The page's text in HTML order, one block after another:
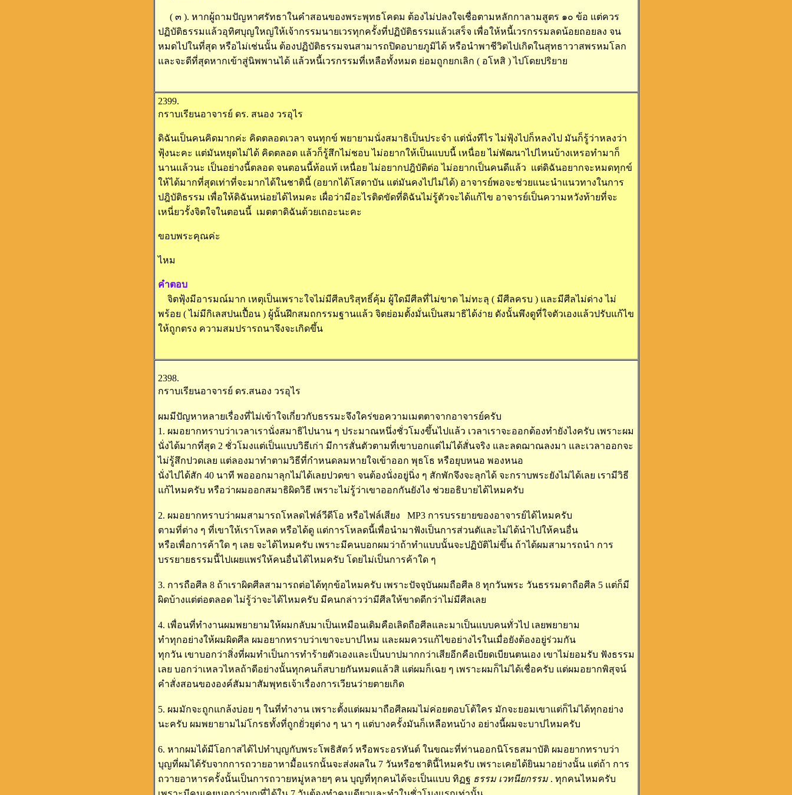
( ๓ ). หากผู้ถามปัญหาศรัทธาในคำสอนของพระพุทธโคดม ต้องไม่ปลงใจเชื่อตามหลักกาลามสูตร ๑๐ ข้อ แต่ควร
ปฏิบัติธรรมแล้วอุทิศบุญใหญ่ให้เจ้ากรรมนายเวรทุกครั้งที่ปฏิบัติธรรมแล้วเสร็จ เพื่อให้หนี้เวรกรรมลดน้อยถอยลง จน
หมดไปในที่สุด หรือไม่เช่นนั้น ต้องปฏิบัติธรรมจนสามารถปิดอบายภูมิได้ หรือนำพาชีวิตไปเกิดในสุทธาวาสพรหมโลก
และจะดีที่สุดหากเข้าสู่นิพพานได้ แล้วหนี้เวรกรรมที่เหลือทั้งหมด ย่อมถูกยกเลิก ( อโหสิ ) ไปโดยปริยาย
2399.
กราบเรียนอาจารย์ ดร. สนอง วรอุไร
ดิฉันเป็นคนคิดมากค่ะ คิดตลอดเวลา จนทุกข์ พยายามนั่งสมาธิเป็นประจำ แต่นั่งทีไร ไม่ฟุ้งไปก็หลงไป มันก็รู้ว่าหลงว่า
ฟุ้งนะคะ แต่มันหยุดไม่ได้ คิดตลอด แล้วก็รู้สึกไม่ชอบ ไม่อยากให้เป็นแบบนี้ เหนื่อย ไม่พัฒนาไปไหนบ้างเหรอทำมาก็
นานแล้วนะ เป็นอย่างนี้ตลอด จนตอนนี้ท้อแท้ เหนื่อย ไม่อยากปฎิบัติต่อ ไม่อยากเป็นคนดีแล้ว แต่ดิฉันอยากจะหมดทุกข์
ให้ได้มากที่สุดเท่าที่จะมากได้ในชาตินี้ (อยากได้โสดาบัน แต่มันคงไปไม่ได้) อาจารย์พอจะช่วยแนะนำแนวทางในการ
ปฎิบัติธรรม เพื่อให้ดิฉันหน่อยได้ไหมคะ เผื่อว่ามีอะไรติดขัดที่ดิฉันไม่รู้ตัวจะได้แก้ไข อาจารย์เป็นความหวังท้ายที่จะ
เหนี่ยวรั้งจิตใจในตอนนี้ เมตตาดิฉันด้วยเถอะนะคะ
ขอบพระคุณค่ะ
ไหม
คำตอบ
จิตฟุ้งมีอารมณ์มาก เหตุเป็นเพราะใจไม่มีศีลบริสุทธิ์คุ้ม ผู้ใดมีศีลที่ไม่ขาด ไม่ทะลุ ( มีศีลครบ ) และมีศีลไม่ด่าง ไม่
พร้อย ( ไม่มีกิเลสปนเปื้อน ) ผู้นั้นฝึกสมถกรรมฐานแล้ว จิตย่อมตั้งมั่นเป็นสมาธิได้ง่าย ดังนั้นพึงดูที่ใจตัวเองแล้วปรับแก้ไข
ให้ถูกตรง ความสมปรารถนาจึงจะเกิดขึ้น
2398.
กราบเรียนอาจารย์ ดร.สนอง วรอุไร
ผมมีปัญหาหลายเรื่องที่ไม่เข้าใจเกี่ยวกับธรรมะจึงใคร่ขอความเมตตาจากอาจารย์ครับ
1. ผมอยากทราบว่าเวลาเรานั่งสมาธิไปนาน ๆ ประมาณหนึ่งชั่วโมงขึ้นไปแล้ว เวลาเราจะออกต้องทำยังไงครับ เพราะผม
นั่งได้มากที่สุด 2 ชั่วโมงแต่เป็นแบบวิธีเก่า มีการสั่นตัวตามที่เขาบอกแต่ไม่ได้สั่นจริง และลดฌาณลงมา และเวลาออกจะ
ไม่รู้สึกปวดเลย แต่ลองมาทำตามวิธีที่กำหนดลมหายใจเข้าออก พุธโธ หรือยุบหนอ พองหนอ
นั่งไปได้สัก 40 นาที พอออกมาลุกไม่ได้เลยปวดขา จนต้องนั่งอยู่นิ่ง ๆ สักพักจึงจะลุกได้ จะกราบพระยังไม่ได้เลย เรามีวิธี
แก้ไหมครับ หรือว่าผมออกสมาธิผิดวิธี เพราะไม่รู้ว่าเขาออกกันยังไง ช่วยอธิบายได้ไหมครับ
2. ผมอยากทราบว่าผมสามารถโหลดไฟล์วีดีโอ หรือไฟล์เสียง MP3 การบรรยายของอาจารย์ได้ไหมครับ
ตามที่ต่าง ๆ ที่เขาให้เราโหลด หรือได้ดู แต่การโหลดนี้เพื่อนำมาฟังเป็นการส่วนตัและไม่ได้นำไปให้คนอื่น
หรือเพื่อการค้าใด ๆ เลย จะได้ไหมครับ เพราะมีคนบอกผมว่าถ้าทำแบบนั้นจะปฏิบัติไม่ขึ้น ถ้าได้ผมสามารถนำ การ
บรรยายธรรมนี้ไปเผยแพร่ให้คนอื่นได้ไหมครับ โดยไม่เป็นการค้าใด ๆ
3. การถือศีล 8 ถ้าเราผิดศีลสามารถต่อได้ทุกข้อไหมครับ เพราะปัจจุบันผมถือศีล 8 ทุกวันพระ วันธรรมดาถือศีล 5 แต่ก็มี
ผิดบ้างแต่ต่อตลอด ไม่รู้ว่าจะได้ไหมครับ มีคนกล่าวว่ามีศีลให้ขาดดีกว่าไม่มีศีลเลย
4. เพื่อนที่ทำงานผมพยายามให้ผมกลับมาเป็นเหมือนเดิมคือเลิดถือศีลและมาเป็นแบบคนทั่วไป เลยพยายาม
ทำทุกอย่างให้ผมผิดศีล ผมอยากทราบว่าเขาจะบาปไหม และผมควรแก้ไขอย่างไรในเมื่อยังต้องอยู่ร่วมกัน
ทุกวัน เขาบอกว่าสิ่งที่ผมทำเป็นการทำร้ายตัวเองและเป็นบาปมากกว่าเสียอีกคือเบียดเบียนตนเอง เขาไม่ยอมรับ ฟังธรรม
เลย บอกว่าเหลวไหลถ้าดีอย่างนั้นทุกคนก็สบายกันหมดแล้วสิ แต่ผมก็เฉย ๆ เพราะผมก็ไม่ได้เชื่อครับ แต่ผมอยากพิสุจน์
คำสั่งสอนขององค์สัมมาสัมพุทธเจ้าเรื่องการเวียนว่ายตายเกิด
5. ผมมักจะถูกแกล้งบ่อย ๆ ในที่ทำงาน เพราะตั้งแต่ผมมาถือศีลผมไม่ค่อยตอบโต้ใคร มักจะยอมเขาแต่ก็ไม่ได้ทุกอย่าง
นะครับ ผมพยายามไม่โกรธทั้งที่ถูกยั่วยุต่าง ๆ นา ๆ แต่บางครั้งมันก็เหลือทนบ้าง อย่างนี้ผมจะบาปไหมครับ
6. หากผมได้มีโอกาสได้ไปทำบุญกับพระโพธิสัตว์ หรือพระอรหันต์ ในขณะที่ท่านออกนิโรธสมาบัติ ผมอยากทราบว่า
บุญที่ผมได้รับจากการถวายอาหามื้อแรกนั้นจะส่งผลใน 7 วันหรือชาตินี้ไหมครับ เพราะเคยได้ยินมาอย่างนั้น แต่ถ้า การ
ถวายอาหารครั้งนั้นเป็นการถวายหมู่หลายๆ คน บุญที่ทุกคนได้จะเป็นแบบ ทิฏฐ ธรรม เวทนียกรรม . ทุกคนไหมครับ